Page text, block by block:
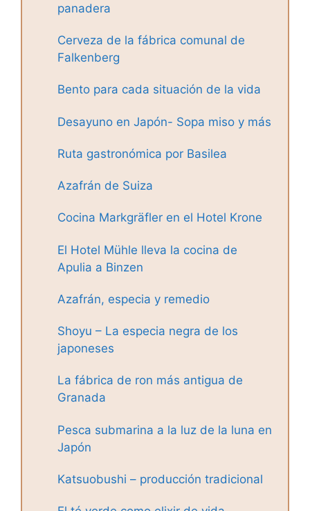
panadera
Cerveza de la fábrica comunal de
Falkenberg
Bento para cada situación de la vida
Desayuno en Japón- Sopa miso y más
Ruta gastronómica por Basilea
Azafrán de Suiza
Cocina Markgräfler en el Hotel Krone
El Hotel Mühle lleva la cocina de
Apulia a Binzen
Azafrán, especia y remedio
Shoyu – La especia negra de los
japoneses
La fábrica de ron más antigua de
Granada
Pesca submarina a la luz de la luna en
Japón
Katsuobushi – producción tradicional